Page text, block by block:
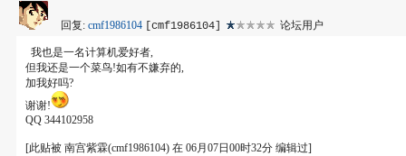
回复: cmf1986104 [cmf1986104] 论坛用户
我也是一名计算机爱好者,
但我还是一个菜鸟!如有不嫌弃的,
加我好吗?
谢谢!
QQ 344102958
[此贴被 南宫紫霖(cmf1986104) 在 06月07日00时32分 编辑过]